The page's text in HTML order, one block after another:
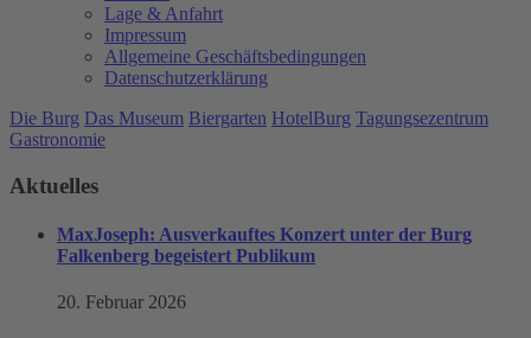
Lage & Anfahrt
Impressum
Allgemeine Geschäftsbedingungen
Datenschutzerklärung
Die Burg Das Museum Biergarten HotelBurg Tagungsezentrum
Gastronomie
Aktuelles
MaxJoseph: Ausverkauftes Konzert unter der Burg
Falkenberg begeistert Publikum
20. Februar 2026